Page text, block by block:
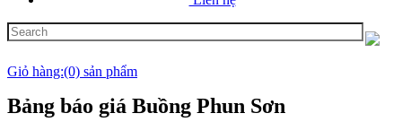
Giỏ hàng:(0) sản phẩm
Bảng báo giá Buồng Phun Sơn